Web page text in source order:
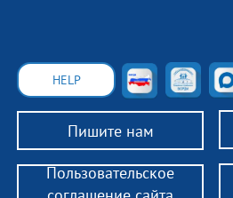
Пишите нам
HELP
Пользовательское